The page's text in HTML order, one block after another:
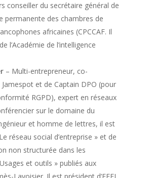
conseiller du secrétaire général de
permanente des chambres de
africaines (CPCCAF. Il
l’Académie de l’intelligence
– Multi-entrepreneur, co-
et de Captain DPO (pour
RGPD), expert en réseaux
sur le domaine du
et homme de lettres, il est
réseau social d’entreprise » et de
non structurée dans les
et outils » publiés aux